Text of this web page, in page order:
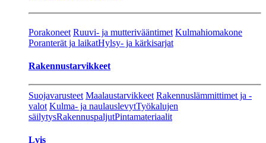
Porakoneet Ruuvi- ja mutterivääntimet Kulmahiomakone
Poranterät ja laikatHylsy- ja kärkisarjat
Rakennustarvikkeet
Suojavarusteet Maalaustarvikkeet Rakennuslämmittimet ja -
valot Kulma- ja naulauslevytTyökalujen
säilytysRakennuspaljutPintamateriaalit
Lvis